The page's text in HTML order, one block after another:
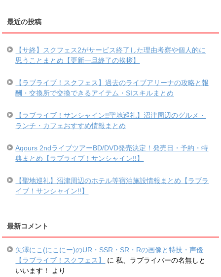
最近の投稿
【サ終】スクフェス2がサービス終了した理由考察や個人的に
思うことまとめ【更新一旦終了の挨拶】
【ラブライブ！スクフェス】過去のライブアリーナの攻略と報
酬・交換所で交換できるアイテム・SIスキルまとめ
【ラブライブ！サンシャイン!!聖地巡礼】沼津周辺のグルメ・
ランチ・カフェおすすめ情報まとめ
Aqours 2ndライブツアーBD/DVD発売決定！発売日・予約・特
典まとめ【ラブライブ！サンシャイン!!】
【聖地巡礼】沼津周辺のホテル等宿泊施設情報まとめ【ラブラ
イブ！サンシャイン!!】
最新コメント
矢澤にこ(にこにー)のUR・SSR・SR・Rの画像と特技・声優
【ラブライブ！スクフェス】
に私、ラブライバーの名無しと
いいます！
より